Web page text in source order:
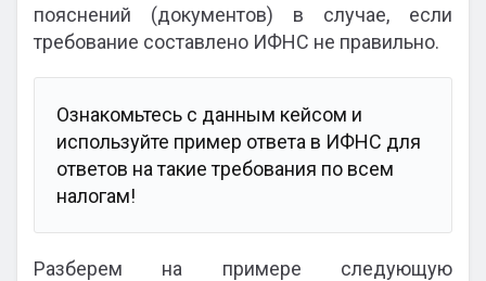
пояснений (документов) в случае, если
требование составлено ИФНС не правильно.
Ознакомьтесь с данным кейсом и
используйте пример ответа в ИФНС для
ответов на такие требования по всем
налогам!
Разберем на примере следующую